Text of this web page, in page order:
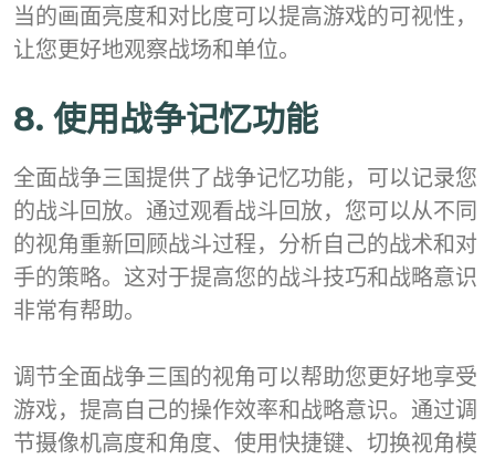
当的画面亮度和对比度可以提高游戏的可视性，
让您更好地观察战场和单位。
8. 使用战争记忆功能
全面战争三国提供了战争记忆功能，可以记录您
的战斗回放。通过观看战斗回放，您可以从不同
的视角重新回顾战斗过程，分析自己的战术和对
手的策略。这对于提高您的战斗技巧和战略意识
非常有帮助。
调节全面战争三国的视角可以帮助您更好地享受
游戏，提高自己的操作效率和战略意识。通过调
节摄像机高度和角度、使用快捷键、切换视角模